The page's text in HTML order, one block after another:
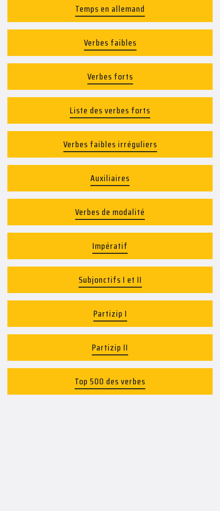
Temps en allemand
Verbes faibles
Verbes forts
Liste des verbes forts
Verbes faibles irréguliers
Auxiliaires
Verbes de modalité
Impératif
Subjonctifs I et II
Partizip I
Partizip II
Top 500 des verbes